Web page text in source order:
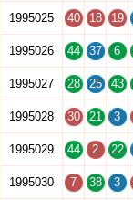
1995025 40 18 19
1995026 44 37 6
1995027 28 25 43
1995028 30 21 3
1995029 44 2 22
1995030 7 38 3